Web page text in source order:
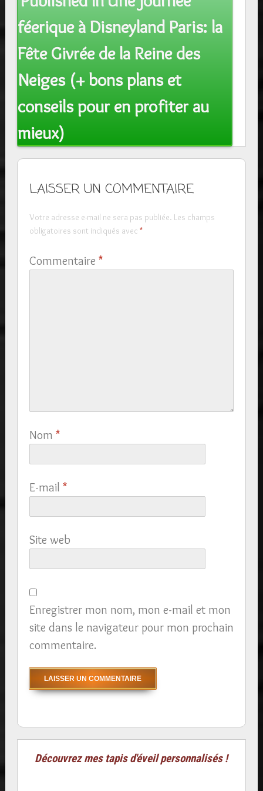
navigation
féerique à Disneyland Paris: la
Fête Givrée de la Reine des
Neiges (+ bons plans et
conseils pour en profiter au
mieux)
LAISSER UN COMMENTAIRE
Votre adresse e-mail ne sera pas publiée. Les champs
obligatoires sont indiqués avec *
Commentaire *
Nom *
E-mail *
Site web
Enregistrer mon nom, mon e-mail et mon
site dans le navigateur pour mon prochain
commentaire.
Découvrez mes tapis d'éveil personnalisés !